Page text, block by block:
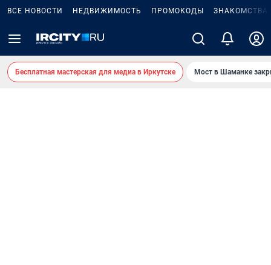
ВСЕ НОВОСТИ НЕДВИЖИМОСТЬ ПРОМОКОДЫ ЗНАКОМСТВА
Бесплатная мастерская для медиа в Иркутске Мост в Шаманке